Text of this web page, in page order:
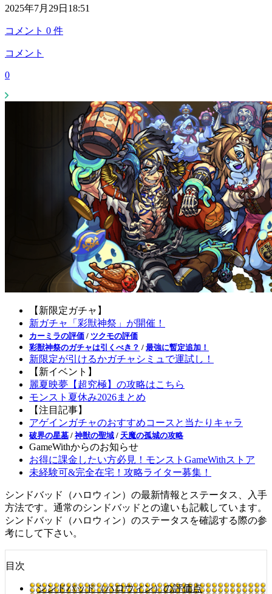
2025年7月29日18:51
コメント 0 件
コメント
0
【新限定ガチャ】
新ガチャ「彩獣神祭」が開催！
カーミラの評価 / ツクモの評価
彩獣神祭のガチャは引くべき？ / 最強に暫定追加！
新限定が引けるかガチャシミュで運試し！
【新イベント】
麗夏映夢【超究極】の攻略はこちら
モンスト夏休み2026まとめ
【注目記事】
アゲインガチャのおすすめコースと当たりキャラ
破界の星墓 / 神獣の聖域 / 天魔の孤城の攻略
GameWithからのお知らせ
お得に課金したい方必見！モンストGameWithストア
未経験可&完全在宅！攻略ライター募集！
シンドバッド（ハロウィン）の最新情報とステータス、入手
方法です。通常のシンドバッドとの違いも記載しています。
シンドバッド（ハロウィン）のステータスを確認する際の参
考にして下さい。
目次
シンドバッド（ハロウィン）の評価点